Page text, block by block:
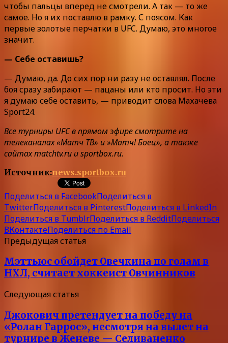
чтобы пальцы вперед не смотрели. А так — то же
самое. Но я их поставлю в рамку. С поясом. Как
первые золотые перчатки в UFC. Думаю, это многое
значит.
— Себе оставишь?
— Думаю, да. До сих пор ни разу не оставлял. После
боя сразу забирают — пацаны или кто просит. Но эти
я думаю себе оставить, — приводит слова Махачева
Sport24.
Все турниры UFC в прямом эфире смотрите на
телеканалах «Матч ТВ» и »Матч! Боец», а также
сайтах matchtv.ru и sportbox.ru.
Источник:news.sportbox.ru
Поделиться в FacebookПоделиться в
TwitterПоделиться в PinterestПоделиться в LinkedIn
Поделиться в TumblrПоделиться в RedditПоделиться
ВКонтактеПоделиться по Email
Предыдущая статья
Мэттьюс обойдет Овечкина по голам в
НХЛ, считает хоккеист Овчинников
Следующая статья
Джокович претендует на победу на
«Ролан Гаррос», несмотря на вылет на
турнире в Женеве — Селиваненко